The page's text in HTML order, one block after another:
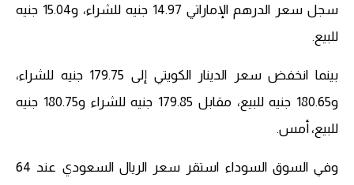
سجل سعر الدرهم الإماراتي 14.97 جنيه للشراء، و15.04 جنيه
للبيع.
بينما انخفض سعر الدينار الكويتي إلى 179.75 جنيه للشراء،
و180.65 جنيه للبيع، مقابل 179.85 جنيه للشراء و180.75 جنيه
للبيع، أمس.
وفي السوق السوداء استقر سعر الريال السعودي عند 64